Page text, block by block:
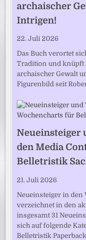
archaischer
Intrigen!
22. Juli 2026
Das Buch verortet
Tradition und knüpft
archaischer Gewalt
Figurenbild seit
Neueinsteiger
den Media
Belletristik
21. Juli 2026
Neueinsteiger in den
verzeichnet in den
insgesamt 31
sich auf folgende
Belletristik